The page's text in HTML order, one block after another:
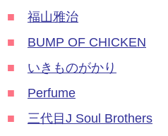
■
福山雅治
■
BUMP OF CHICKEN
■
いきものがかり
■
Perfume
■
三代目J Soul Brothers